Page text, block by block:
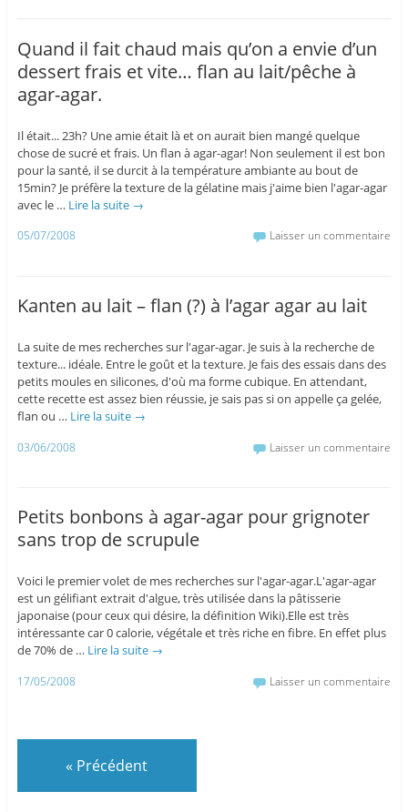
Quand il fait chaud mais qu’on a envie d’un
dessert frais et vite… flan au lait/pêche à
agar-agar.
Il était... 23h? Une amie était là et on aurait bien mangé quelque
chose de sucré et frais. Un flan à agar-agar! Non seulement il est bon
pour la santé, il se durcit à la température ambiante au bout de
15min? Je préfère la texture de la gélatine mais j'aime bien l'agar-agar
avec le … Lire la suite →
05/07/2008 Laisser un commentaire
Kanten au lait – flan (?) à l’agar agar au lait
La suite de mes recherches sur l'agar-agar. Je suis à la recherche de
texture... idéale. Entre le goût et la texture. Je fais des essais dans des
petits moules en silicones, d'où ma forme cubique. En attendant,
cette recette est assez bien réussie, je sais pas si on appelle ça gelée,
flan ou … Lire la suite →
03/06/2008 Laisser un commentaire
Petits bonbons à agar-agar pour grignoter
sans trop de scrupule
Voici le premier volet de mes recherches sur l'agar-agar.L'agar-agar
est un gélifiant extrait d'algue, très utilisée dans la pâtisserie
japonaise (pour ceux qui désire, la définition Wiki).Elle est très
intéressante car 0 calorie, végétale et très riche en fibre. En effet plus
de 70% de … Lire la suite →
17/05/2008 Laisser un commentaire
« Précédent